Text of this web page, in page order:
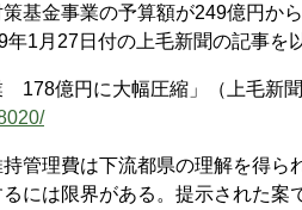
基金事業の予算額が249億円か
1月27日付の上毛新聞の記事を
億円に大幅圧縮」（上毛新聞
管理費は下流都県の理解を得ら
には限界がある。提示された案